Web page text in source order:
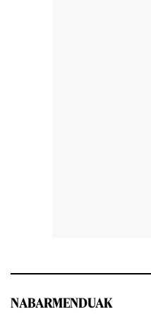
NABARMENDUAK